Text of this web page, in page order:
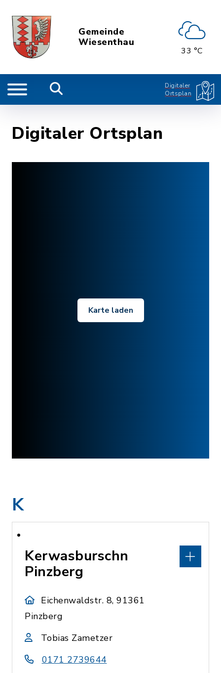
Gemeinde
Wiesenthau
33 °C
Digitaler
Ortsplan
Digitaler Ortsplan
Karte laden
K
Kerwasburschn
Pinzberg
Eichenwaldstr. 8, 91361
Pinzberg
Tobias Zametzer
0171 2739644